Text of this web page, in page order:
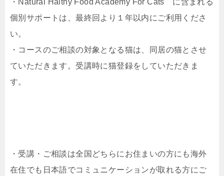
・Natural Halthy Food Academy For Cats に含まれる
個別サポートは、最終回より１年以内にご利用くださ
い。
・コースのご相談の対象となる猫は、同居の猫とさせ
ていただきます。受講時に猫登録をしていただきま
す。
・受講・ご相談は全国どちらにお住まいの方にも海外
在住でも日本語でコミュニケーションが取れる方にご